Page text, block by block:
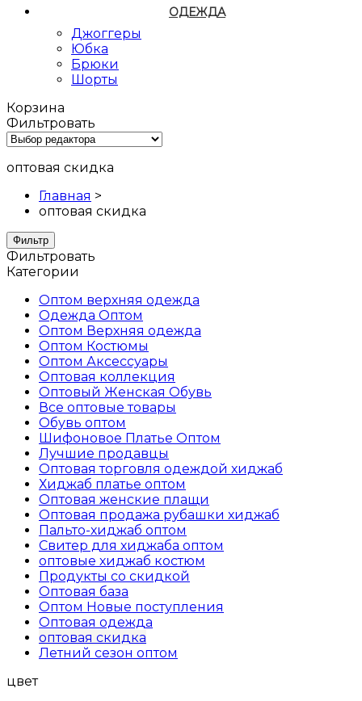
ОДЕЖДА
Джоггеры
Юбка
Брюки
Шорты
Корзина
Фильтровать
оптовая скидка
Главная >
оптовая скидка
Фильтр
Фильтровать
Категории
Оптом верхняя одежда
Одежда Оптом
Оптом Верхняя одежда
Оптом Костюмы
Оптом Аксессуары
Оптовая коллекция
Oптовый Женская Обувь
Все оптовые товары
Обувь оптом
Шифоновое Платье Оптом
Лучшие продавцы
Оптовая торговля одеждой хиджаб
Хиджаб платье оптом
Оптовая женские плащи
Оптовая продажа рубашки хиджаб
Пальто-хиджаб оптом
Свитер для хиджаба оптом
оптовые хиджаб костюм
Продукты со скидкой
Оптовая база
Оптом Новые поступления
Оптовая одежда
оптовая скидка
Летний сезон оптом
цвет